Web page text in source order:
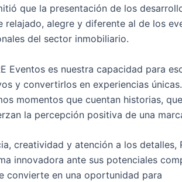
que la presentación de los
relajado, alegre y diferente al de los
del sector inmobiliario.
Eventos es nuestra capacidad para
y convertirlos en experiencias
momentos que cuentan historias,
la percepción positiva de una
creatividad y atención a los detalles,
innovadora ante sus potenciales
convierte en una oportunidad para